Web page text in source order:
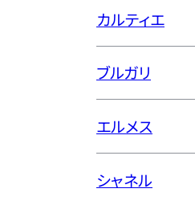
カルティエ
ブルガリ
エルメス
シャネル